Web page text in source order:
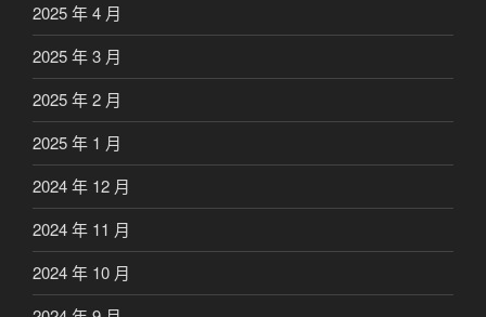
2025 年 4 月
2025 年 3 月
2025 年 2 月
2025 年 1 月
2024 年 12 月
2024 年 11 月
2024 年 10 月